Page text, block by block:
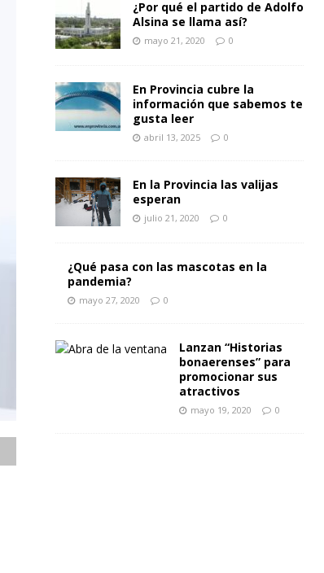
¿Por qué el partido de Adolfo
Alsina se llama así?
mayo 21, 2020 0
En Provincia cubre la
información que sabemos te
gusta leer
abril 13, 2025 0
En la Provincia las valijas
esperan
julio 21, 2020 0
¿Qué pasa con las mascotas en la
pandemia?
mayo 27, 2020 0
Lanzan “Historias
bonaerenses” para
promocionar sus
atractivos
mayo 19, 2020 0